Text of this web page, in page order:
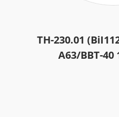
TH-230.01
A63/BBT-40